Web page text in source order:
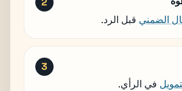
الضمني قبل الرد.
في الرأي.